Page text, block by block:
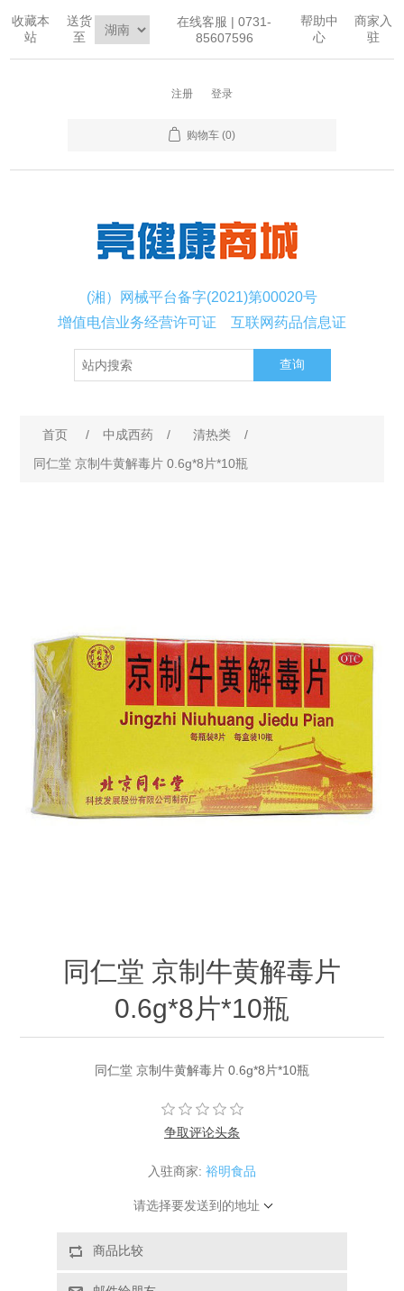
收藏本
站
送货
至
在线客服 | 0731-
85607596
帮助中
心
商家入
驻
注册 登录
购物车 (0)
(湘）网械平台备字(2021)第00020号
增值电信业务经营许可证
互联网药品信息证
首页 / 中成西药 / 清热类
/
同仁堂 京制牛黄解毒片 0.6g*8片*10瓶
同仁堂 京制牛黄解毒片
0.6g*8片*10瓶
同仁堂 京制牛黄解毒片 0.6g*8片*10瓶
争取评论头条
入驻商家: 裕明食品
请选择要发送到的地址